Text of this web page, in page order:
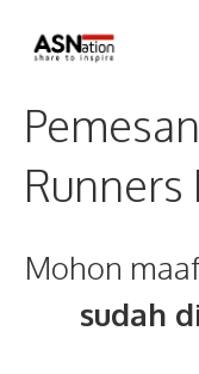
Runners
Mohon
sudah